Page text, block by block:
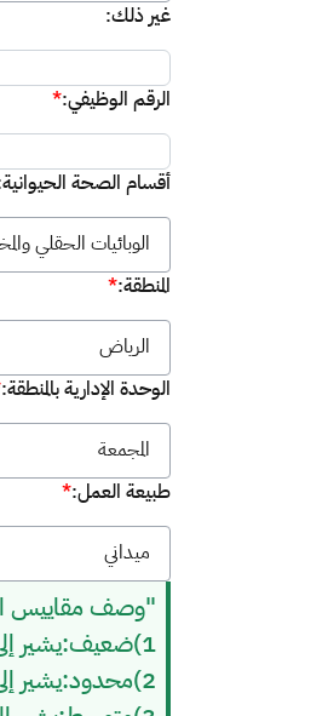
غير ذلك:
الرقم الوظيفي:*
أقسام الصحة
الوبائيات الحقلي
المنطقة:*
الرياض
الوحدة الإدارية بالمنطقة:
المجمعة
طبيعة العمل:*
ميداني
"وصف مقاييس
1)ضعيف:يشير إلى إجراء غير كافٍ أو غير فعال أو ممارسة غير صحيحة
2)محدود:يشير إلى إجراء يحتاج إلى تحسينات كبيرة لتعزيز أثره أو تحسين الممارسات الحالية